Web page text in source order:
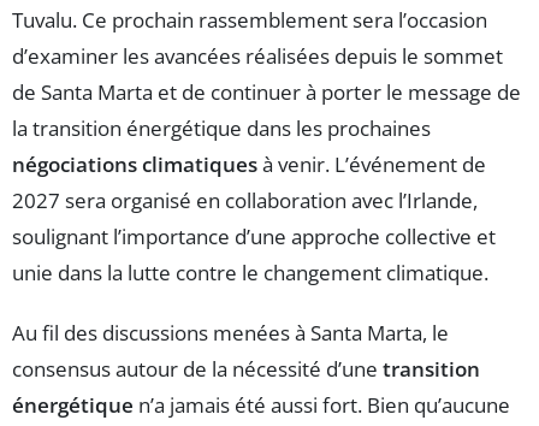
Tuvalu. Ce prochain rassemblement sera l’occasion
d’examiner les avancées réalisées depuis le sommet
de Santa Marta et de continuer à porter le message de
la transition énergétique dans les prochaines
négociations climatiquesà venir. L’événement de
2027 sera organisé en collaboration avec l’Irlande,
soulignant l’importance d’une approche collective et
unie dans la lutte contre le changement climatique.
Au fil des discussions menées à Santa Marta, le
consensus autour de la nécessité d’une transition
énergétique n’a jamais été aussi fort. Bien qu’aucune